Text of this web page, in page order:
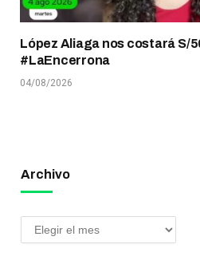
López Aliaga nos costará S/
#LaEncerrona
04/08/2026
Archivo